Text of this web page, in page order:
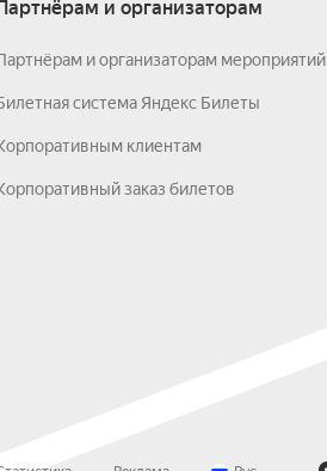
и организаторам
и организаторам мероприятий
система Яндекс Билеты
клиентам
заказ билетов